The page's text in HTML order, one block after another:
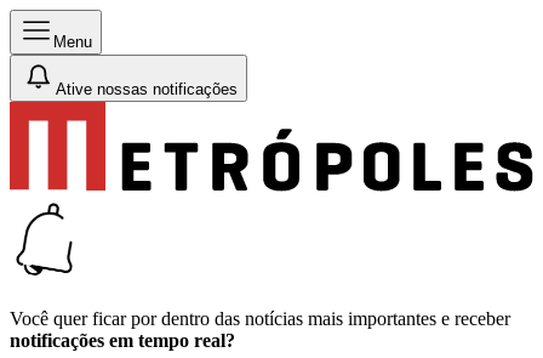
Menu
Ative nossas notificações
Você quer ficar por dentro das notícias mais importantes e receber
notificações em tempo real?